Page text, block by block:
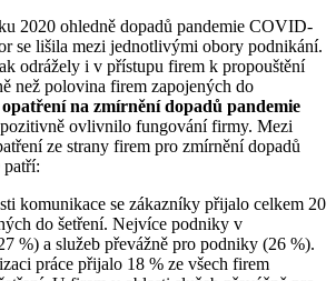
2020 ohledně dopadů pandemie COVID-
se lišila mezi jednotlivými obory podnikání.
odrážely i v přístupu firem k propouštění
než polovina firem zapojených do
opatření na zmírnění dopadů pandemie
ovlivnilo fungování firmy. Mezi
ze strany firem pro zmírnění dopadů
komunikace se zákazníky přijalo celkem 20
do šetření. Nejvíce podniky v
%) a služeb převážně pro podniky (26 %).
práce přijalo 18 % ze všech firem